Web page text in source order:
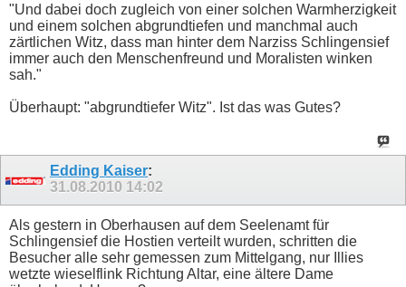
"Und dabei doch zugleich von einer solchen Warmherzigkeit
und einem solchen abgrundtiefen und manchmal auch
zärtlichen Witz, dass man hinter dem Narziss Schlingensief
immer auch den Menschenfreund und Moralisten winken
sah."
Überhaupt: "abgrundtiefer Witz". Ist das was Gutes?
Edding Kaiser:
31.08.2010 14:02
Als gestern in Oberhausen auf dem Seelenamt für
Schlingensief die Hostien verteilt wurden, schritten die
Besucher alle sehr gemessen zum Mittelgang, nur Illies
wetzte wieselflink Richtung Altar, eine ältere Dame